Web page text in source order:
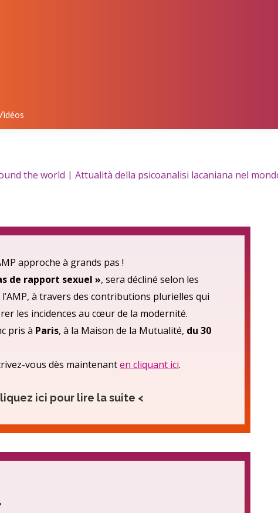
the world | Attualità della psicoanalisi lacaniana nel
approche à grands pas !
de rapport sexuel », sera décliné selon les
à travers des contributions plurielles qui
les incidences au cœur de la modernité.
pris à Paris, à la Maison de la Mutualité, du 30
vous dès maintenanten cliquant ici.
ici pour lire la suite <